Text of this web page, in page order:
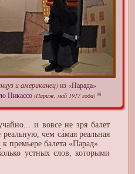
и американец)из «Парада»
Пикассо (Париж, май 1917 года) [8]
и вовсе не зря балет
чем са́мая реальная
к премьере балета «Парад».
устных слов, которыми